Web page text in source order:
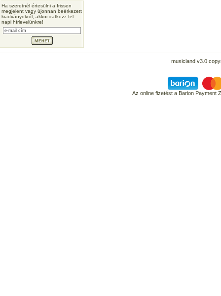
Ha szeretnél értesülni a frissen
megjelent vagy újonnan beérkezett
kiadványokról, akkor iratkozz fel
napi hírlevelünkre!
musicland v3.0
Az online fizetést a Barion Payment